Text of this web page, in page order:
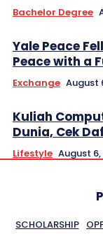
Bachelor Degree
Yale Peace
Peace with a
Exchange August
Kuliah
Dunia, Cek
Lifestyle August
SCHOLARSHIP